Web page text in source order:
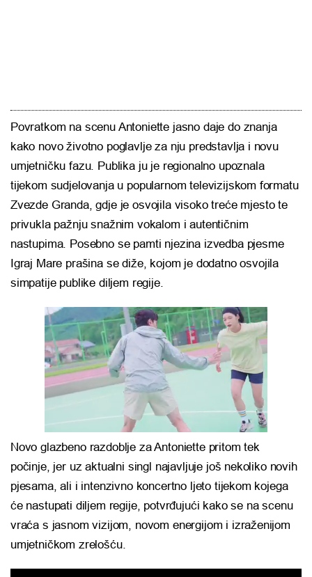
Povratkom na scenu Antoniette jasno daje do znanja
kako novo životno poglavlje za nju predstavlja i novu
umjetničku fazu. Publika ju je regionalno upoznala
tijekom sudjelovanja u popularnom televizijskom formatu
Zvezde Granda, gdje je osvojila visoko treće mjesto te
privukla pažnju snažnim vokalom i autentičnim
nastupima. Posebno se pamti njezina izvedba pjesme
Igraj Mare prašina se diže, kojom je dodatno osvojila
simpatije publike diljem regije.
Novo glazbeno razdoblje za Antoniette pritom tek
počinje, jer uz aktualni singl najavljuje još nekoliko novih
pjesama, ali i intenzivno koncertno ljeto tijekom kojega
će nastupati diljem regije, potvrđujući kako se na scenu
vraća s jasnom vizijom, novom energijom i izraženijom
umjetničkom zrelošću.